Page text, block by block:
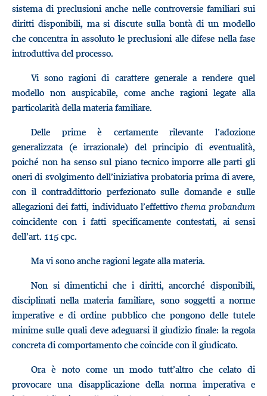
sistema di preclusioni anche nelle controversie familiari sui
diritti disponibili, ma si discute sulla bontà di un modello
che concentra in assoluto le preclusioni alle difese nella fase
introduttiva del processo.
Vi sono ragioni di carattere generale a rendere quel
modello non auspicabile, come anche ragioni legate alla
particolarità della materia familiare.
Delle prime è certamente rilevante l’adozione
generalizzata (e irrazionale) del principio di eventualità,
poiché non ha senso sul piano tecnico imporre alle parti gli
oneri di svolgimento dell’iniziativa probatoria prima di avere,
con il contraddittorio perfezionato sulle domande e sulle
allegazioni dei fatti, individuato l’effettivo thema probandum
coincidente con i fatti specificamente contestati, ai sensi
dell’art. 115 cpc.
Ma vi sono anche ragioni legate alla materia.
Non si dimentichi che i diritti, ancorché disponibili,
disciplinati nella materia familiare, sono soggetti a norme
imperative e di ordine pubblico che pongono delle tutele
minime sulle quali deve adeguarsi il giudizio finale: la regola
concreta di comportamento che coincide con il giudicato.
Ora è noto come un modo tutt’altro che celato di
provocare una disapplicazione della norma imperativa e